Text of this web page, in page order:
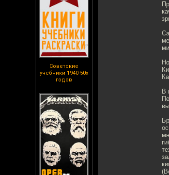
Советские
учебники 1940-50х
годов
В